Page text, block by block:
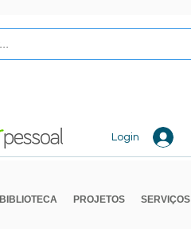
Login
BIBLIOTECA PROJETOS SERVIÇOS